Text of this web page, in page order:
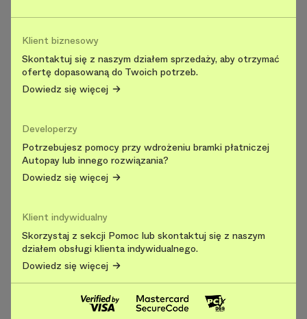
Klient biznesowy
Skontaktuj się z naszym działem sprzedaży, aby otrzymać
ofertę dopasowaną do Twoich potrzeb.
Dowiedz się więcej
Developerzy
Potrzebujesz pomocy przy wdrożeniu bramki płatniczej
Autopay lub innego rozwiązania?
Dowiedz się więcej
Klient indywidualny
Skorzystaj z sekcji Pomoc lub skontaktuj się z naszym
działem obsługi klienta indywidualnego.
Dowiedz się więcej